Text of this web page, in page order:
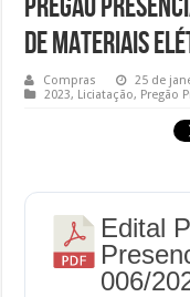
DE MATERIAIS
Compras
25 de
2023, Liciatação, Pregão
Edital
006/